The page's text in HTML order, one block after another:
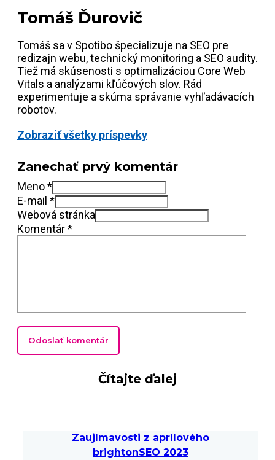
Tomáš Ďurovič
Tomáš sa v Spotibo špecializuje na SEO pre
redizajn webu, technický monitoring a SEO audity.
Tiež má skúsenosti s optimalizáciou Core Web
Vitals a analýzami kľúčových slov. Rád
experimentuje a skúma správanie vyhľadávacích
robotov.
Zobraziť všetky príspevky
Zanechať prvý komentár
Meno *
E-mail *
Webová stránka
Komentár *
Čítajte ďalej
Zaujímavosti z aprílového
brightonSEO 2023